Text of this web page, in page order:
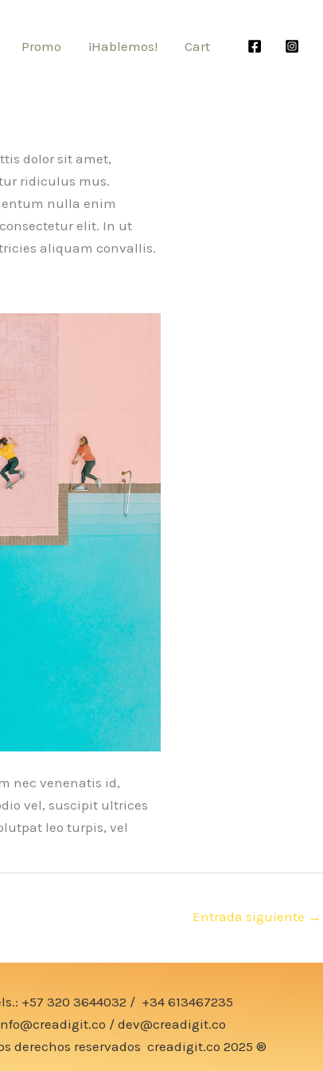
Promo ¡Hablemos! Cart
dolor sit amet,
ridiculus mus.
nulla enim
elit. In ut
aliquam convallis.
nec venenatis id,
vel, suscipit ultrices
leo turpis, vel
Entrada siguiente →
+57 320 3644032 / +34 613467235
/ dev@creadigit.co
derechos reservados creadigit.co 2025 ®